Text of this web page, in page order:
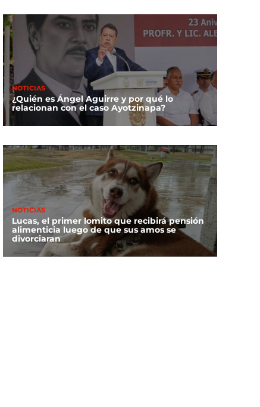
NOTICIAS
¿Quién es Ángel Aguirre y por qué lo
relacionan con el caso Ayotzinapa?
NOTICIAS
Lucas, el primer lomito que recibirá pensión
alimenticia luego de que sus amos se
divorciaran